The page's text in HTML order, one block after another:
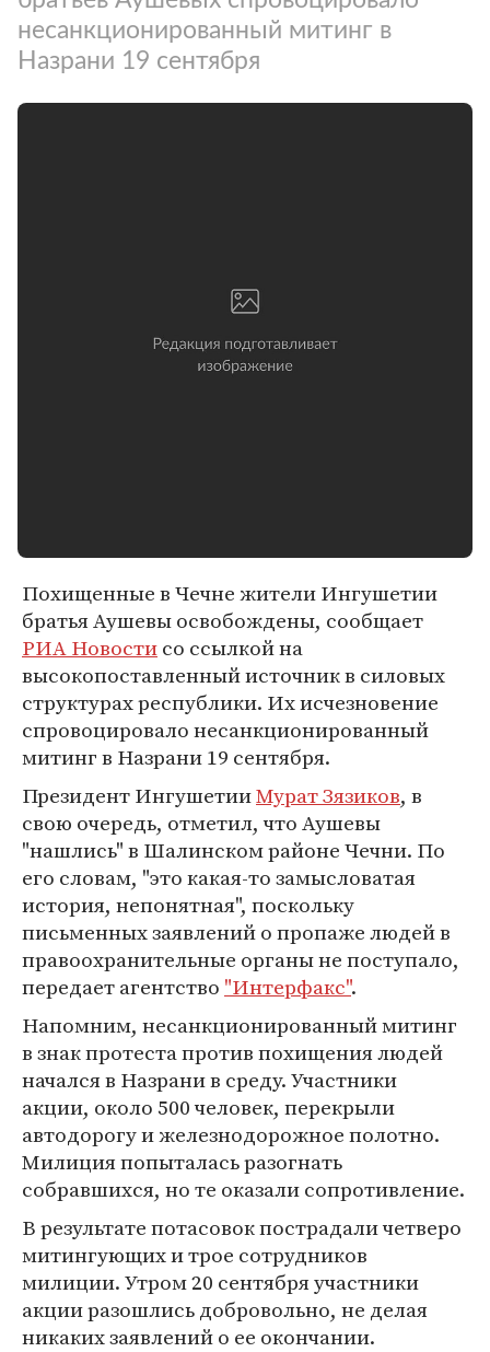
несанкционированный митинг в
Назрани 19 сентября
Похищенные в Чечне жители Ингушетии
братья Аушевы освобождены, сообщает
РИА Новостисо ссылкой на
высокопоставленный источник в силовых
структурах республики. Их исчезновение
спровоцировало несанкционированный
митинг в Назрани 19 сентября.
Президент ИнгушетииМурат Зязиков, в
свою очередь, отметил, что Аушевы
"нашлись" в Шалинском районе Чечни. По
его словам, "это какая-то замысловатая
история, непонятная", поскольку
письменных заявлений о пропаже людей в
правоохранительные органы не поступало,
передает агентство "Интерфакс".
Напомним, несанкционированный митинг
в знак протеста против похищения людей
начался в Назрани в среду. Участники
акции, около 500 человек, перекрыли
автодорогу и железнодорожное полотно.
Милиция попыталась разогнать
собравшихся, но те оказали сопротивление.
В результате потасовок пострадали четверо
митингующих и трое сотрудников
милиции. Утром 20 сентября участники
акции разошлись добровольно, не делая
никаких заявлений о ее окончании.